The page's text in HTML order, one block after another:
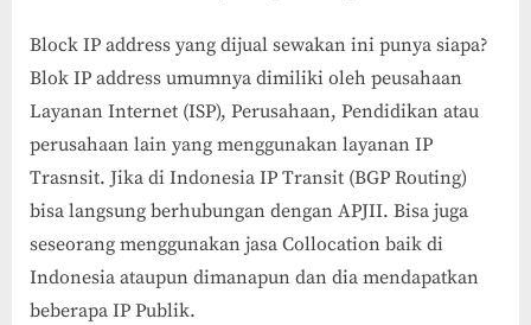
Block IP address yang dijual sewakan ini punya siapa?
Blok IP address umumnya dimiliki oleh peusahaan
Layanan Internet (ISP), Perusahaan, Pendidikan atau
perusahaan lain yang menggunakan layanan IP
Trasnsit. Jika di Indonesia IP Transit (BGP Routing)
bisa langsung berhubungan dengan APJII. Bisa juga
seseorang menggunakan jasa Collocation baik di
Indonesia ataupun dimanapun dan dia mendapatkan
beberapa IP Publik.